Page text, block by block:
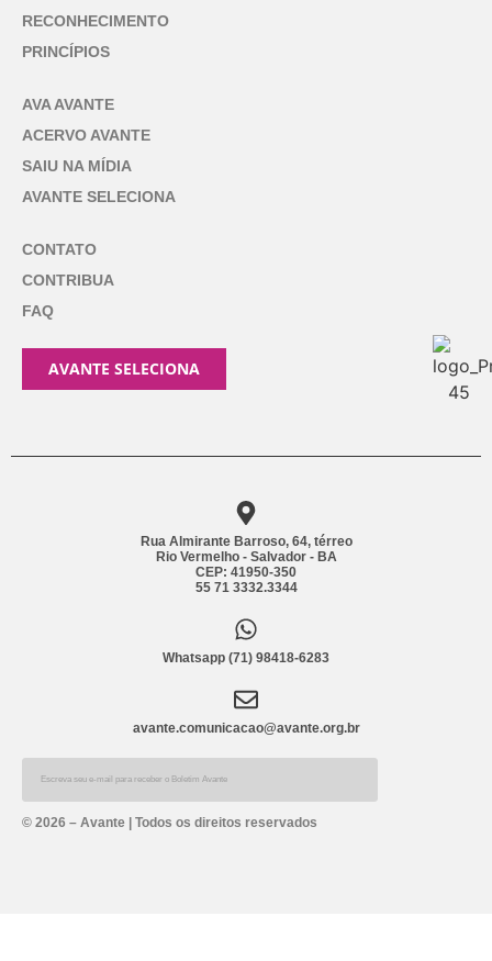
RECONHECIMENTO
PRINCÍPIOS
AVA AVANTE
ACERVO AVANTE
SAIU NA MÍDIA
AVANTE SELECIONA
CONTATO
CONTRIBUA
FAQ
AVANTE SELECIONA
Rua Almirante Barroso, 64, térreo
Rio Vermelho - Salvador - BA
CEP: 41950-350
55 71 3332.3344
Whatsapp (71) 98418-6283
avante.comunicacao@avante.org.br
Alternative:
© 2026 – Avante | Todos os direitos reservados